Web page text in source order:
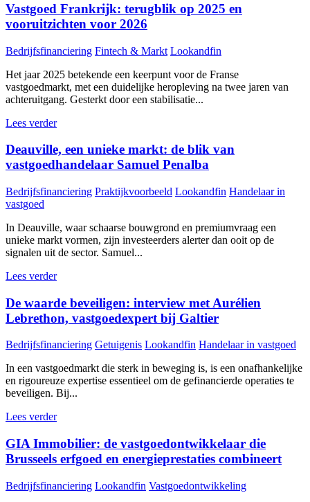
Vastgoed Frankrijk: terugblik op 2025 en
vooruitzichten voor 2026
Bedrijfsfinanciering Fintech & Markt Lookandfin
Het jaar 2025 betekende een keerpunt voor de Franse
vastgoedmarkt, met een duidelijke heropleving na twee jaren van
achteruitgang. Gesterkt door een stabilisatie...
Lees verder
Deauville, een unieke markt: de blik van
vastgoedhandelaar Samuel Penalba
Bedrijfsfinanciering Praktijkvoorbeeld Lookandfin Handelaar in
vastgoed
In Deauville, waar schaarse bouwgrond en premiumvraag een
unieke markt vormen, zijn investeerders alerter dan ooit op de
signalen uit de sector. Samuel...
Lees verder
De waarde beveiligen: interview met Aurélien
Lebrethon, vastgoedexpert bij Galtier
Bedrijfsfinanciering Getuigenis Lookandfin Handelaar in vastgoed
In een vastgoedmarkt die sterk in beweging is, is een onafhankelijke
en rigoureuze expertise essentieel om de gefinancierde operaties te
beveiligen. Bij...
Lees verder
GIA Immobilier: de vastgoedontwikkelaar die
Brusseels erfgoed en energieprestaties combineert
Bedrijfsfinanciering Lookandfin Vastgoedontwikkeling